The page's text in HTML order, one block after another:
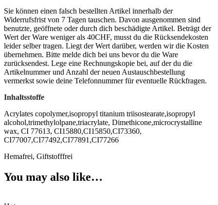
Sie können einen falsch bestellten Artikel innerhalb der
Widerrufsfrist von 7 Tagen tauschen. Davon ausgenommen sind
benutzte, geöffnete oder durch dich beschädigte Artikel. Beträgt der
Wert der Ware weniger als 40CHF, musst du die Rücksendekosten
leider selber tragen. Liegt der Wert darüber, werden wir die Kosten
übernehmen. Bitte melde dich bei uns bevor du die Ware
zurücksendest. Lege eine Rechnungskopie bei, auf der du die
Artikelnummer und Anzahl der neuen Austauschbestellung
vermerkst sowie deine Telefonnummer für eventuelle Rückfragen.
Inhaltsstoffe
Acrylates copolymer,isopropyl titanium triisostearate,isopropyl
alcohol,trimethylolpane,triacrylate, Dimethicone,microcrystalline
wax, CI 77613, CI15880,CI15850,CI73360,
CI77007,CI77492,CI77891,CI77266
Hemafrei, Giftstofffrei
You may also like…